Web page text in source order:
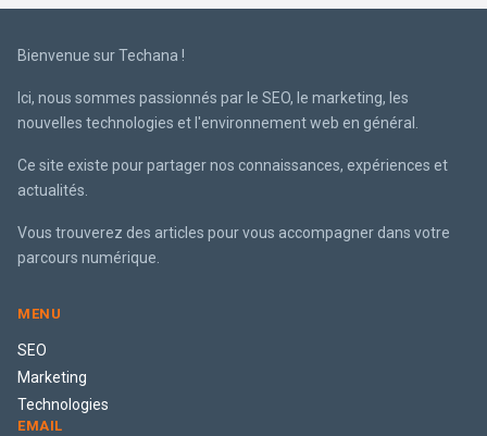
Bienvenue sur Techana !
Ici, nous sommes passionnés par le SEO, le marketing, les
nouvelles technologies et l'environnement web en général.
Ce site existe pour partager nos connaissances, expériences et
actualités.
Vous trouverez des articles pour vous accompagner dans votre
parcours numérique.
MENU
SEO
Marketing
Technologies
EMAIL